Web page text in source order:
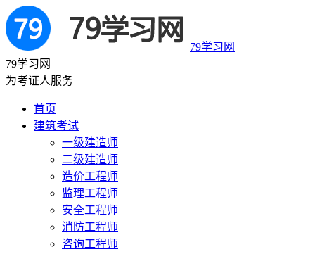
79学习网
79学习网
为考证人服务
首页
建筑考试
一级建造师
二级建造师
造价工程师
监理工程师
安全工程师
消防工程师
咨询工程师